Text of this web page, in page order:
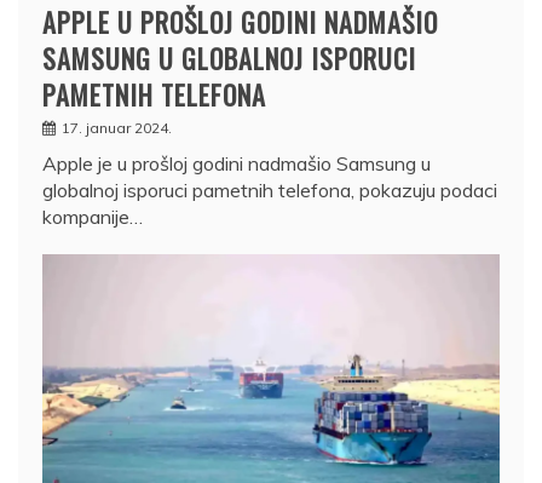
APPLE U PROŠLOJ GODINI NADMAŠIO
SAMSUNG U GLOBALNOJ ISPORUCI
PAMETNIH TELEFONA
17. januar 2024.
Apple je u prošloj godini nadmašio Samsung u
globalnoj isporuci pametnih telefona, pokazuju podaci
kompanije…